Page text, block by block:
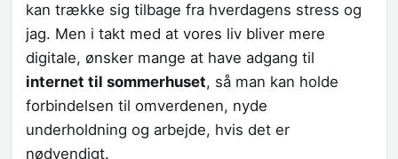
kan trække sig tilbage fra hverdagens stress og
jag. Men i takt med at vores liv bliver mere
digitale, ønsker mange at have adgang til
internet til sommerhuset, så man kan holde
forbindelsen til omverdenen, nyde
underholdning og arbejde, hvis det er
nødvendigt.